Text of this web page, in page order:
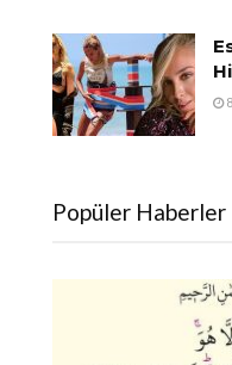
Popüler Haberler